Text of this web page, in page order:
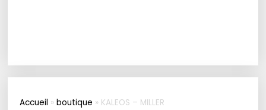
Accueil »boutique » KALEOS – MILLER